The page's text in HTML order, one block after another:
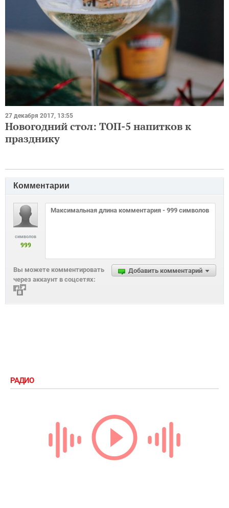
27 декабря 2017, 13:55
Новогодний стол: ТОП-5 напитков к
празднику
Комментарии
символов
999
Добавить комментарий
Вы можете комментировать
через аккаунт в соцсетях:
РАДИО